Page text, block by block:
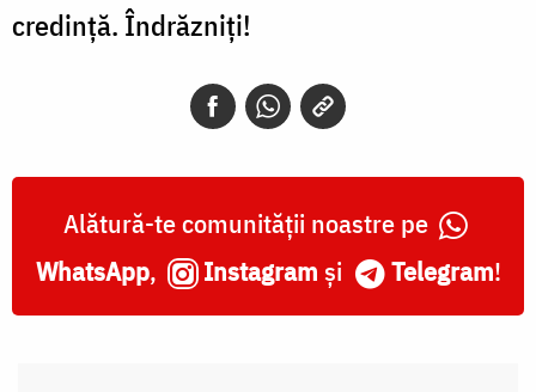
credință. Îndrăzniți!
Alătură-te comunității noastre pe
WhatsApp, Instagram și Telegram!